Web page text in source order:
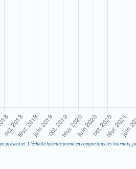
L’échelle hybride prend en compte tous les tournois,